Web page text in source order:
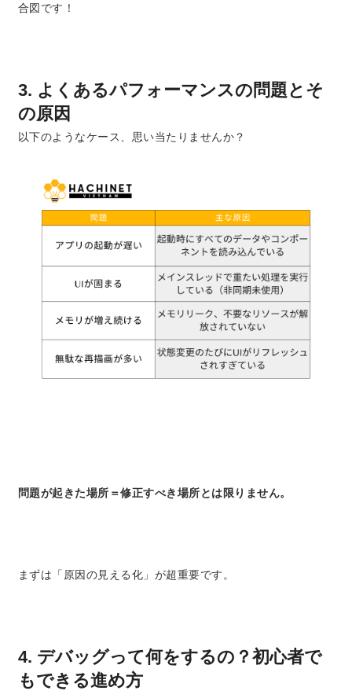
合図です！
3. よくあるパフォーマンスの問題とそ
の原因
以下のようなケース、思い当たりませんか？
問題が起きた場所＝修正すべき場所とは限りません。
まずは「原因の見える化」が超重要です。
4. デバッグって何をするの？初心者で
もできる進め方